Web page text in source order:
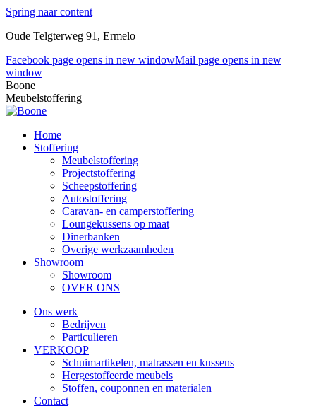
Spring naar content
Oude Telgterweg 91, Ermelo
Facebook page opens in new windowMail page opens in new
window
Boone
Meubelstoffering
Home
Stoffering
Meubelstoffering
Projectstoffering
Scheepstoffering
Autostoffering
Caravan- en camperstoffering
Loungekussens op maat
Dinerbanken
Overige werkzaamheden
Showroom
Showroom
OVER ONS
Ons werk
Bedrijven
Particulieren
VERKOOP
Schuimartikelen, matrassen en kussens
Hergestoffeerde meubels
Stoffen, couponnen en materialen
Contact